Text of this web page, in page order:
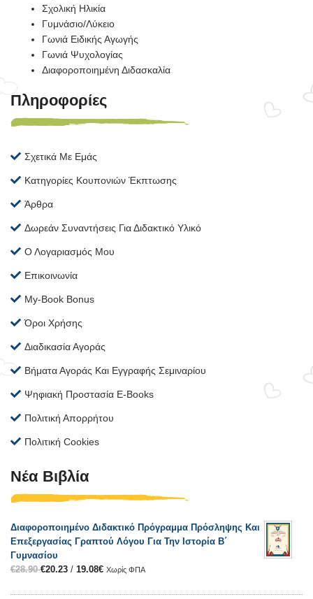
Σχολική Ηλικία
Γυμνάσιο/Λύκειο
Γωνιά Ειδικής Αγωγής
Γωνιά Ψυχολογίας
Διαφοροποιημένη Διδασκαλία
Πληροφορίες
Σχετικά Με Εμάς
Κατηγορίες Κουπονιών Έκπτωσης
Άρθρα
Δωρεάν Συναντήσεις Για Διδακτικό Υλικό
Ο Λογαριασμός Μου
Επικοινωνία
My-Book Bonus
Όροι Χρήσης
Διαδικασία Αγοράς
Βήματα Αγοράς Και Εγγραφής Σεμιναρίου
Ψηφιακή Προστασία E-Books
Πολιτική Απορρήτου
Πολιτική Cookies
Νέα Βιβλία
Διαφοροποιημένο Διδακτικό Πρόγραμμα Πρόσληψης Και
Επεξεργασίας Γραπτού Λόγου Για Την Ιστορία Β΄
Γυμνασίου
€28.90€20.23 / 19.08€ Χωρίς ΦΠΑ